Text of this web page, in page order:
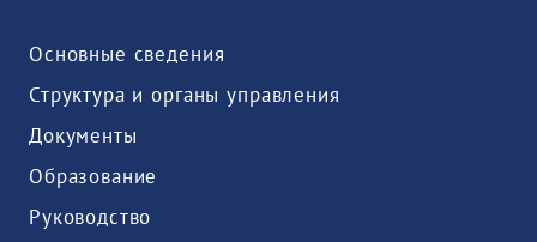
Основные сведения
Структура и органы управления
Документы
Образование
Руководство